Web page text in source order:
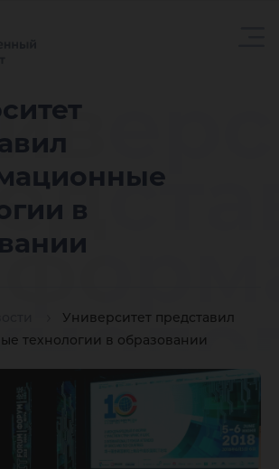
в
Университет представил
технологии в образовании